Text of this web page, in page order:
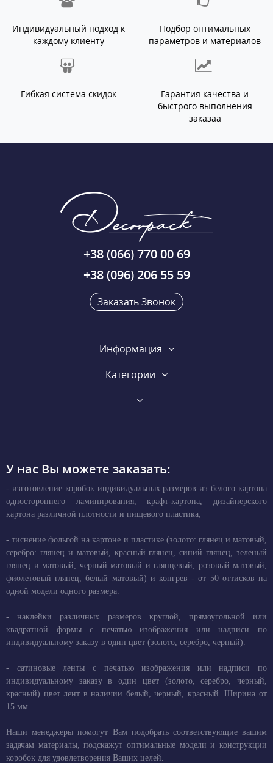
Индивидуальный подход к
каждому клиенту
Подбор оптимальных
параметров и материалов
Гибкая система скидок
Гарантия качества и
быстрого выполнения
заказаа
+38 (066) 770 00 69
+38 (096) 206 55 59
Заказать Звонок
Информация
Категории
У нас Вы можете заказать:
- изготовление коробок индивидуальных размеров из белого картона
одностороннего ламинирования, крафт-картона, дизайнерского
картона различной плотности и пищевого пластика;
- тиснение фольгой на картоне и пластике (золото: глянец и матовый,
серебро: глянец и матовый, красный глянец, синий глянец, зеленый
глянец и матовый, черный матовый и глянцевый, розовый матовый,
фиолетовый глянец, белый матовый) и конгрев - от 50 оттисков на
одной модели одного размера.
- наклейки различных размеров круглой, прямоугольной или
квадратной формы с печатью изображения или надписи по
индивидуальному заказу в один цвет (золото, серебро, черный).
- сатиновые ленты с печатью изображения или надписи по
индивидуальному заказу в один цвет (золото, серебро, черный,
красный) цвет лент в наличии белый, черный, красный. Ширина от
15 мм.
Наши менеджеры помогут Вам подобрать соответствующие вашим
задачам материалы, подскажут оптимальные модели и конструкции
коробок для удовлетворения Ваших целей.